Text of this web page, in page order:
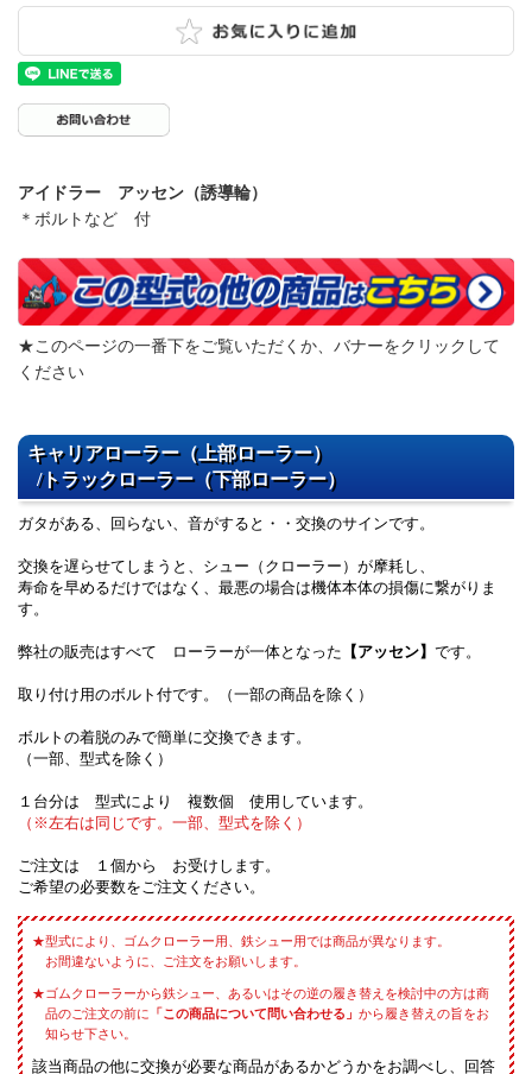
アイドラー アッセン（誘導輪）
＊ボルトなど 付
★このページの一番下をご覧いただくか、バナーをクリックして
ください
キャリアローラー（上部ローラー）
/トラックローラー（下部ローラー）
ガタがある、回らない、音がすると・・交換のサインです。
交換を遅らせてしまうと、シュー（クローラー）が摩耗し、
寿命を早めるだけではなく、最悪の場合は機体本体の損傷に繋がりま
す。
弊社の販売はすべて ローラーが一体となった 【アッセン】 です。
取り付け用のボルト付です。（一部の商品を除く）
ボルトの着脱のみで簡単に交換できます。
（一部、型式を除く）
１台分は 型式により 複数個 使用しています。
（※左右は同じです。一部、型式を除く）
ご注文は １個から お受けします。
ご希望の必要数をご注文ください。
型式により、ゴムクローラー用、鉄シュー用では商品が異なります。
お間違ないように、ご注文をお願いします。
ゴムクローラーから鉄シュー、あるいはその逆の履き替えを検討中の方は商
品のご注文の前に 「この商品について問い合わせる」から履き替えの旨をお
知らせ下さい。
該当商品の他に交換が必要な商品があるかどうかをお調べし、回答